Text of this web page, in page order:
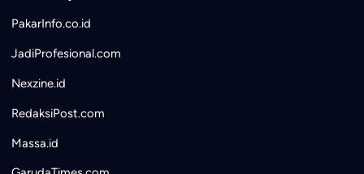
PakarInfo.co.id
JadiProfesional.com
Nexzine.id
RedaksiPost.com
Massa.id